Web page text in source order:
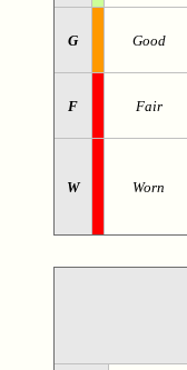
G Good
F Fair
W Worn